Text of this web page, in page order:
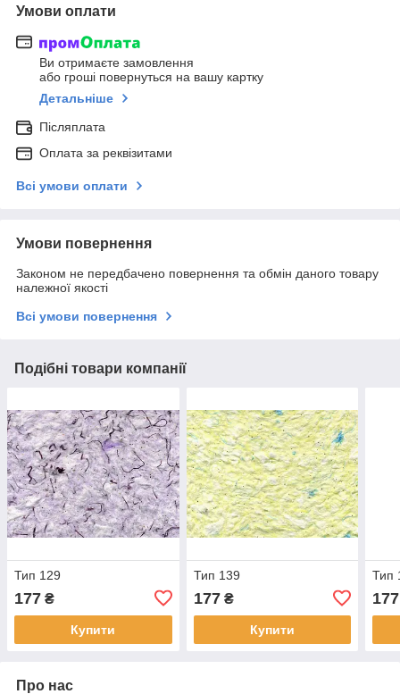
Умови оплати
Ви отримаєте замовлення
або гроші повернуться на вашу картку
Детальніше
Післяплата
Оплата за реквізитами
Всі умови оплати
Умови повернення
Законом не передбачено повернення та обмін даного товару
належної якості
Всі умови повернення
Подібні товари компанії
Тип 129
177 ₴
Купити
Тип 139
177₴
Купити
Тип
177
Про нас